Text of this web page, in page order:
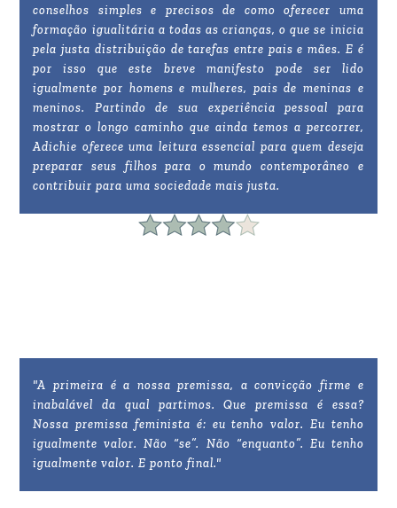
conselhos simples e precisos de como oferecer uma
formação igualitária a todas as crianças, o que se inicia
pela justa distribuição de tarefas entre pais e mães. E é
por isso que este breve manifesto pode ser lido
igualmente por homens e mulheres, pais de meninas e
meninos. Partindo de sua experiência pessoal para
mostrar o longo caminho que ainda temos a percorrer,
Adichie oferece uma leitura essencial para quem deseja
preparar seus filhos para o mundo contemporâneo e
contribuir para uma sociedade mais justa.
"A primeira é a nossa premissa, a convicção firme e
inabalável da qual partimos. Que premissa é essa?
Nossa premissa feminista é: eu tenho valor. Eu tenho
igualmente valor. Não “se”. Não “enquanto”. Eu tenho
igualmente valor. E ponto final."